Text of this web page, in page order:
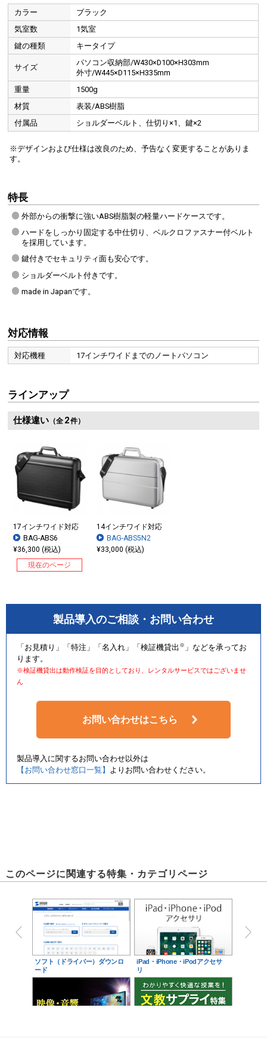
ショルダーベルト付き
取り外し可能なショルダーベルト付きです。
ショルダーベルト使用時は両手が使えるので便利です。
カラー
ブラック
気室数
1気室
鍵の種類
キータイプ
サイズ
パソコン収納部/W430×D100×H303mm
外寸/W445×D115×H335mm
重量
1500g
材質
表装/ABS樹脂
付属品
ショルダーベルト、仕切り×1、鍵×2
※デザインおよび仕様は改良のため、予告なく変更することがありま
す。
特長
外部からの衝撃に強いABS樹脂製の軽量ハードケースです。
ハードをしっかり固定する中仕切り、ベルクロファスナー付ベルト
を採用しています。
鍵付きでセキュリティ面も安心です。
ショルダーベルト付きです。
made in Japanです。
対応情報
対応機種 17インチワイドまでのノートパソコン
ラインアップ
仕様違い（全 2件）
17インチワイド対応
BAG-ABS6
¥36,300 (税込)
現在のページ
14インチワイド対応
BAG-ABS5N2
¥33,000 (税込)
製品導入のご相談・お問い合わせ
「お見積り」「特注」「名入れ」「検証機貸出 ※ 」などを承ってお
ります。
※検証機貸出は動作検証を目的としており、レンタルサービスではございませ
ん
お問い合わせはこちら
製品導入に関するお問い合わせ以外は
【お問い合わせ窓口一覧】
よりお問い合わせください。
このページに関連する特集・カテゴリページ
ソフト（ドライバー）ダウンロ
ード
iPad・iPhone・iPodアクセサ
リ